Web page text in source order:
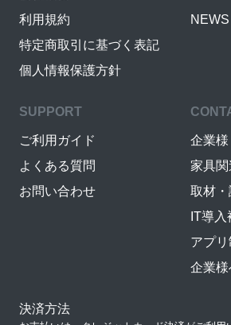
利用規約
特定商取引に基づく表記
個人情報保護方針
NEWS
SUPPORT
ご利用ガイド
よくある質問
お問い合わせ
企業
家具
取材
IT導
アプ
企業様
決済方法